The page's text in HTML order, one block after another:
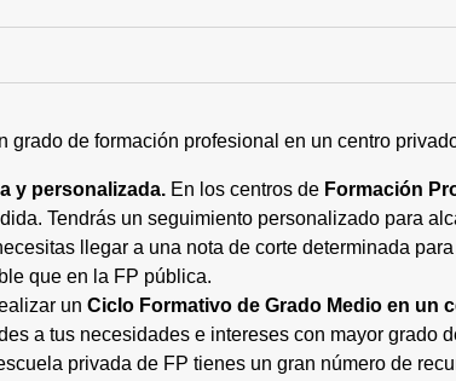
grado de formación profesional en un centro
y personalizada. En los centros de Formación
Tendrás un seguimiento personalizado para
llegar a una nota de corte determinada
que en la FP pública.
un Ciclo Formativo de Grado Medio en un
a tus necesidades e intereses con mayor grado
privada de FP tienes un gran número de